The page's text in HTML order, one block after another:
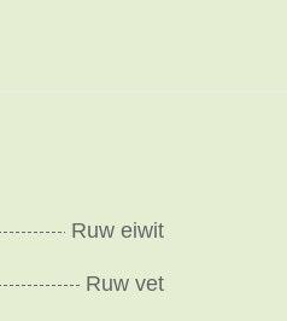
Ruw eiwit
Ruw vet